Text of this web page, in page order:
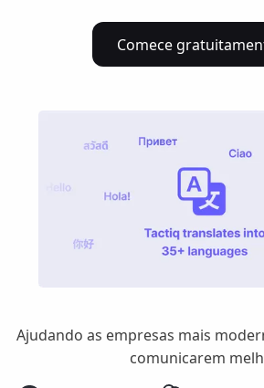
Comece
Ajudando as empresas mais
comunicarem